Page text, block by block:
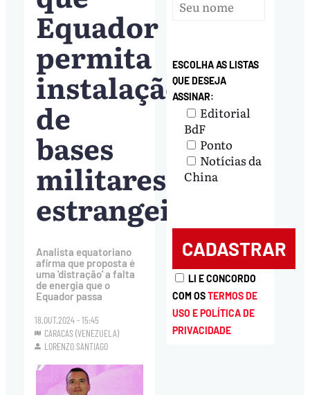
Equador
permita
instalação
de
bases
militares
estrangeiras
Analista equatoriano
afirma que proposta é
uma 'distração' a falta
de energia que o
Equador passa
18.OUT.2024 - 15:45
CARACAS (VENEZUELA)
LORENZO SANTIAGO
ESCOLHA AS LISTAS
QUE DESEJA
ASSINAR:
Editorial
BdF
Ponto
Notícias da
China
LI E CONCORDO
COM OSTERMOS DE
USO E POLÍTICA DE
PRIVACIDADE